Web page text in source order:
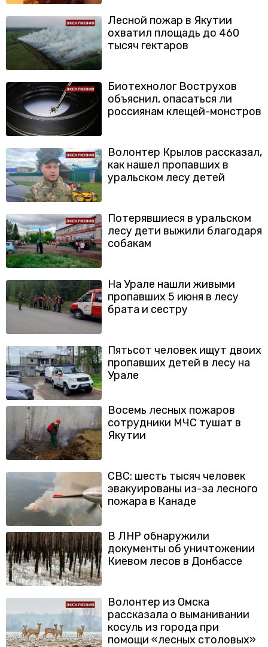
Лесной пожар в Якутии
охватил площадь до 460
тысяч гектаров
Биотехнолог Вострухов
объяснил, опасаться ли
россиянам клещей-монстров
Волонтер Крылов рассказал,
как нашел пропавших в
уральском лесу детей
Потерявшиеся в уральском
лесу дети выжили благодаря
собакам
На Урале нашли живыми
пропавших 5 июня в лесу
брата и сестру
Пятьсот человек ищут двоих
пропавших детей в лесу на
Урале
Восемь лесных пожаров
сотрудники МЧС тушат в
Якутии
CBC: шесть тысяч человек
эвакуированы из-за лесного
пожара в Канаде
В ЛНР обнаружили
документы об уничтожении
Киевом лесов в Донбассе
Волонтер из Омска
рассказала о выманивании
косуль из города при
помощи «лесных столовых»